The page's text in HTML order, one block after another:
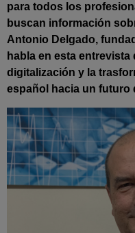
para todos los
buscan información
Antonio Delgado,
habla en esta
digitalización y la
español hacia un futuro